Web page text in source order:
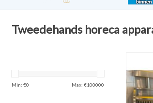
Tweedehands horeca
Min: €0 Max: €100000